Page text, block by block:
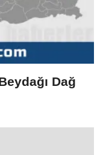
Dağ